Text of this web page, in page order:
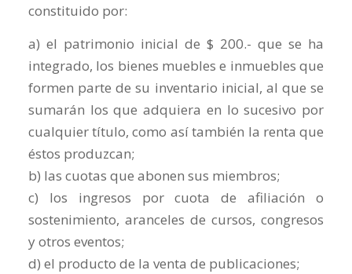
constituido por:
a) el patrimonio inicial de $ 200.- que se ha
integrado, los bienes muebles e inmuebles que
formen parte de su inventario inicial, al que se
sumarán los que adquiera en lo sucesivo por
cualquier título, como así también la renta que
éstos produzcan;
b) las cuotas que abonen sus miembros;
c) los ingresos por cuota de afiliación o
sostenimiento, aranceles de cursos, congresos
y otros eventos;
d) el producto de la venta de publicaciones;